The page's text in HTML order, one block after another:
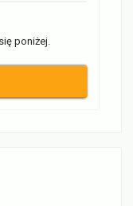
poniżej.